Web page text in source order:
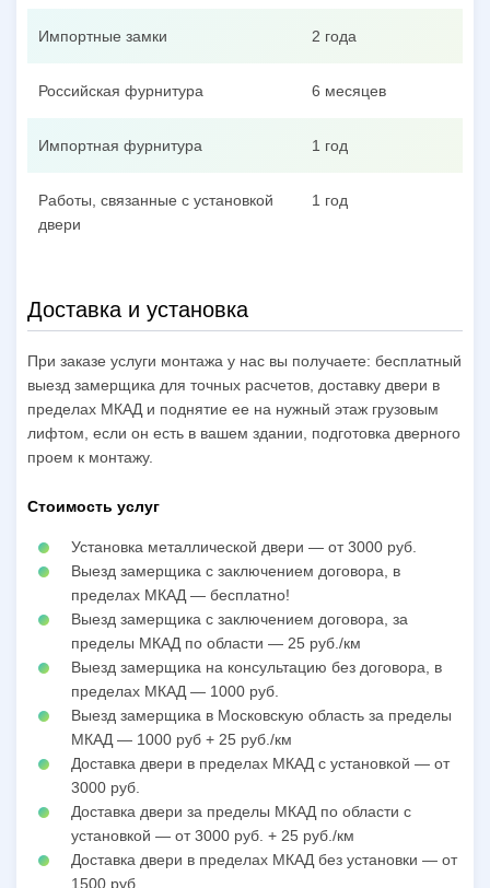
Импортные замки 2 года
Российская фурнитура 6 месяцев
Импортная фурнитура 1 год
Работы, связанные с установкой
двери
1 год
Доставка и установка
При заказе услуги монтажа у нас вы получаете: бесплатный
выезд замерщика для точных расчетов, доставку двери в
пределах МКАД и поднятие ее на нужный этаж грузовым
лифтом, если он есть в вашем здании, подготовка дверного
проем к монтажу.
Стоимость услуг
Установка металлической двери — от 3000 руб.
Выезд замерщика с заключением договора, в
пределах МКАД — бесплатно!
Выезд замерщика с заключением договора, за
пределы МКАД по области — 25 руб./км
Выезд замерщика на консультацию без договора, в
пределах МКАД — 1000 руб.
Выезд замерщика в Московскую область за пределы
МКАД — 1000 руб + 25 руб./км
Доставка двери в пределах МКАД с установкой — от
3000 руб.
Доставка двери за пределы МКАД по области с
установкой — от 3000 руб. + 25 руб./км
Доставка двери в пределах МКАД без установки — от
1500 руб.